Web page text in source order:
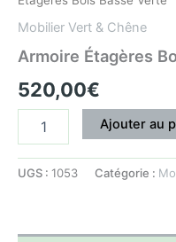
Mobilier Vert & Chêne
Armoire Étagères
520,00€
Ajouter au
UGS : 1053 Catégorie :